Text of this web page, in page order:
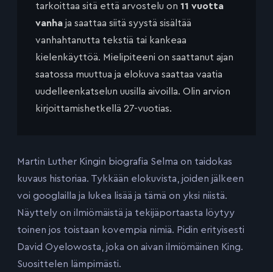
tarkoittaa sitä että arvostelu on 11 vuotta
vanha ja saattaa siitä syystä sisältää
vanhahtanutta tekstiä tai kankeaa
kielenkäyttöä. Mielipiteeni on saattanut ajan
saatossa muuttua ja elokuva saattaa vaatia
uudelleenkatselun uusilla aivoilla. Olin arvion
kirjoittamishetkellä 27-vuotias.
Martin Luther Kingin biografia Selma on taidokas
kuvaus historiaa. Tykkään elokuvista, joiden jälkeen
voi googlailla ja lukea lisää ja tämä on yksi niistä.
Näyttely on ilmiömäistä ja tekijäportaasta löytyy
toinen jos toistaan kovempia nimiä. Pidin erityisesti
David Oyelowosta, joka on aivan ilmiömäinen King.
Suosittelen lämpimästi.